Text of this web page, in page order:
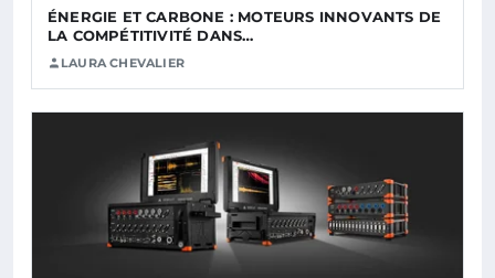
ÉNERGIE ET CARBONE : MOTEURS INNOVANTS DE
LA COMPÉTITIVITÉ DANS…
LAURA CHEVALIER